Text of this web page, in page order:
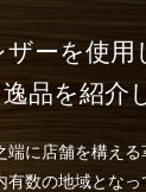
ーを使用
品を紹介
に店舗を構え
数の地域とな